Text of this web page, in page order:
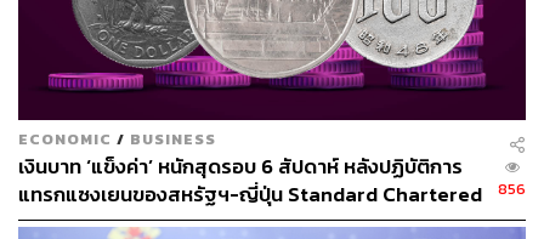
– คำถามเกี่ยวกับนโยบายในการลดความเหลื่อมล้ำ
– คำถามเกี่ยวกับนโยบายอัตราแลกเปลี่ยน
– คำถามเกี่ยวกับนโยบายการส่งออก
สามารถติดตาม THE STANDARD WEALTH
ผ่านแอปพลิเคชันต่างๆ ที่คุณสะดวกหรือใช้งานอยู่แล้วได้เลย
ECONOMIC / BUSINESS
เงินบาท ‘แข็งค่า’ หนักสุดรอบ 6 สัปดาห์ หลังปฏิบัติการ
แทรกแซงเยนของสหรัฐฯ-ญี่ปุ่น Standard Chartered
เปิดเป้าสิ้นปีนี้จ่อแข็งต่อแตะ 32.50 บาทต่อดอลลาร์
856